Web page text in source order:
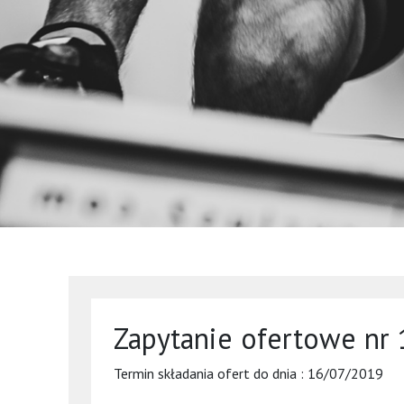
Zapytanie ofertowe nr
Termin składania ofert do dnia : 16/07/2019